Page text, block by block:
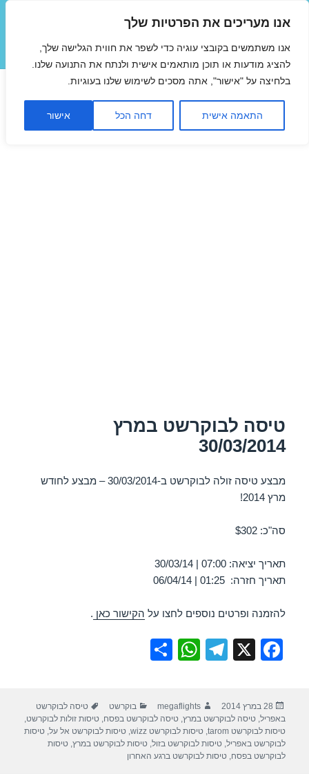
אנו מעריכים את הפרטיות שלך
אנו משתמשים בקובצי עוגיה כדי לשפר את חווית הגלישה שלך,
להציג מודעות או תוכן מותאמים אישית ולנתח את התנועה שלנו.
בלחיצה על "אישור", אתה מסכים לשימוש שלנו בעוגיות.
התאמה אישית דחה הכל אישור
תפריטים
ווידג'טים
טיסה לבוקרשט במרץ
30/03/2014
מבצע טיסה זולה לבוקרשט ב-30/03/2014 – מבצע לחודש
מרץ 2014!
סה"כ: $302
תאריך יציאה: 07:00 | 30/03/14
תאריך חזרה: 01:25 | 06/04/14
להזמנה ופרטים נוספים לחצו על הקישור כאן .
F
e
b
o
X
T
gr
a
m
W
s
A
p
e
פורסם
בתאריך
28 במרץ 2014 מחבר
megaflights קטגוריות
בוקרשט תגיות
טיסה לבוקרשט
באפריל,טיסה לבוקרשט במרץ,טיסה לבוקרשט בפסח,טיסות זולות לבוקרשט,
טיסות לבוקרשט tarom
,טיסות לבוקרשט wizz ,טיסות לבוקרשט אל על,טיסות
לבוקרשט באפריל,טיסות לבוקרשט בזול,טיסות לבוקרשט במרץ,טיסות
לבוקרשט בפסח,טיסות לבוקרשט ברגע האחרון